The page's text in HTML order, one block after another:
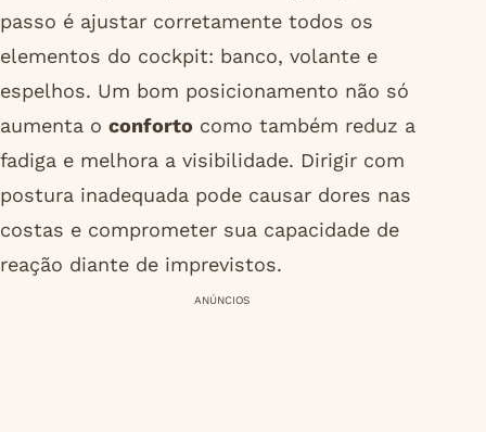
passo é ajustar corretamente todos os
elementos do cockpit: banco, volante e
espelhos. Um bom posicionamento não só
aumenta o conforto como também reduz a
fadiga e melhora a visibilidade. Dirigir com
postura inadequada pode causar dores nas
costas e comprometer sua capacidade de
reação diante de imprevistos.
ANÚNCIOS